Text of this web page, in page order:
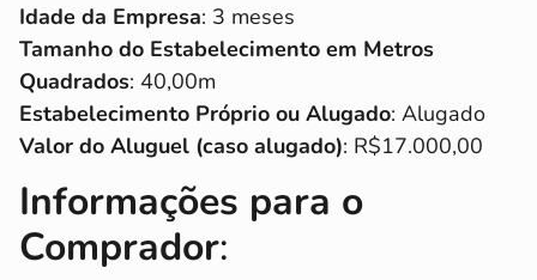
Idade da Empresa: 3 meses
Tamanho do Estabelecimento em Metros
Quadrados: 40,00m
Estabelecimento Próprio ou Alugado: Alugado
Valor do Aluguel (caso alugado): R$17.000,00
Informações para o
Comprador: